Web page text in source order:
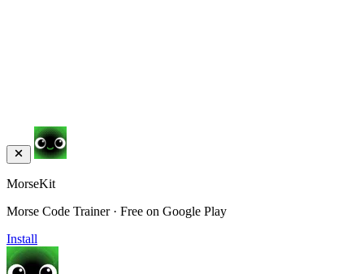
MorseKit
Morse Code Trainer · Free on Google Play
Install